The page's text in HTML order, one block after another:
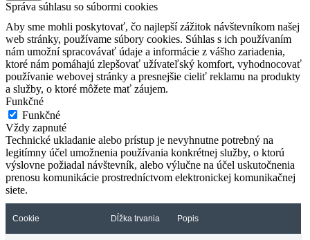
Správa súhlasu so súbormi cookies
Aby sme mohli poskytovať, čo najlepší zážitok návštevníkom našej
web stránky, používame súbory cookies. Súhlas s ich používaním
nám umožní spracovávať údaje a informácie z vášho zariadenia,
ktoré nám pomáhajú zlepšovať užívateľský komfort, vyhodnocovať
používanie webovej stránky a presnejšie cieliť reklamu na produkty
a služby, o ktoré môžete mať záujem.
Funkčné
Funkčné
Vždy zapnuté
Technické ukladanie alebo prístup je nevyhnutne potrebný na
legitímny účel umožnenia používania konkrétnej služby, o ktorú
výslovne požiadal návštevník, alebo výlučne na účel uskutočnenia
prenosu komunikácie prostredníctvom elektronickej komunikačnej
siete.
Cookie Dĺžka trvania Popis